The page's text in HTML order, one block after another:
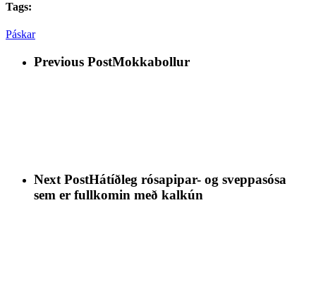
Tags:
Páskar
Previous PostMokkabollur
Next PostHátíðleg rósapipar- og sveppasósa
sem er fullkomin með kalkún